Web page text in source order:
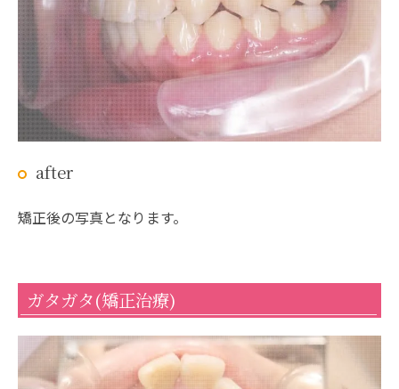
after
矯正後の写真となります。
ガタガタ(矯正治療)